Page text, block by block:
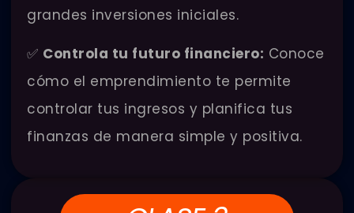
grandes inversiones iniciales.
✅ Controla tu futuro financiero: Conoce
cómo el emprendimiento te permite
controlar tus ingresos y planifica tus
finanzas de manera simple y positiva.